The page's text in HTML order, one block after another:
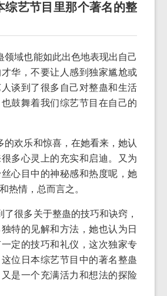
综艺节目里那个著名的整
领域也能如此出色地表现出自己
华，不要让人感到独家尴尬或
谈到了很多自己对整蛊和生活
鼓舞着我们综艺节目在自己的
的欢乐和惊喜，在她看来，她认
多心灵上的充实和启迪。又为
心目中的神秘感和热度呢，她
热情，总而言之。
了很多关于整蛊的技巧和诀窍，
特的见解和方法，她也认为日
定的技巧和礼仪，这次独家专
位日本综艺节目中的著名整蛊
是一个充满活力和想法的探险